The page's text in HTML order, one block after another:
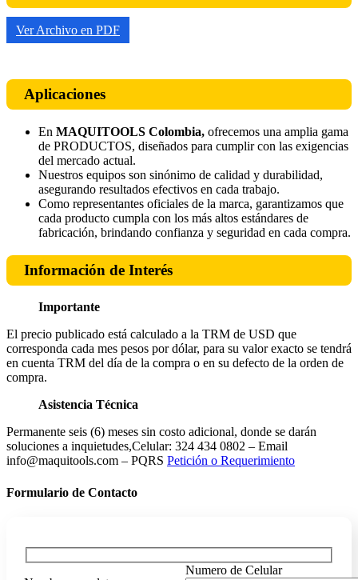
Ver Archivo en PDF
Aplicaciones
En MAQUITOOLS Colombia, ofrecemos una amplia gama
de PRODUCTOS, diseñados para cumplir con las exigencias
del mercado actual.
Nuestros equipos son sinónimo de calidad y durabilidad,
asegurando resultados efectivos en cada trabajo.
Como representantes oficiales de la marca, garantizamos que
cada producto cumpla con los más altos estándares de
fabricación, brindando confianza y seguridad en cada compra.
Información de Interés
Importante
El precio publicado está calculado a la TRM de USD que
corresponda cada mes pesos por dólar, para su valor exacto se tendrá
en cuenta TRM del día de la compra o en su defecto de la orden de
compra.
Asistencia Técnica
Permanente seis (6) meses sin costo adicional, donde se darán
soluciones a inquietudes,Celular: 324 434 0802 – Email
info@maquitools.com – PQRS Petición o Requerimiento
Formulario de Contacto
Numero de Celular